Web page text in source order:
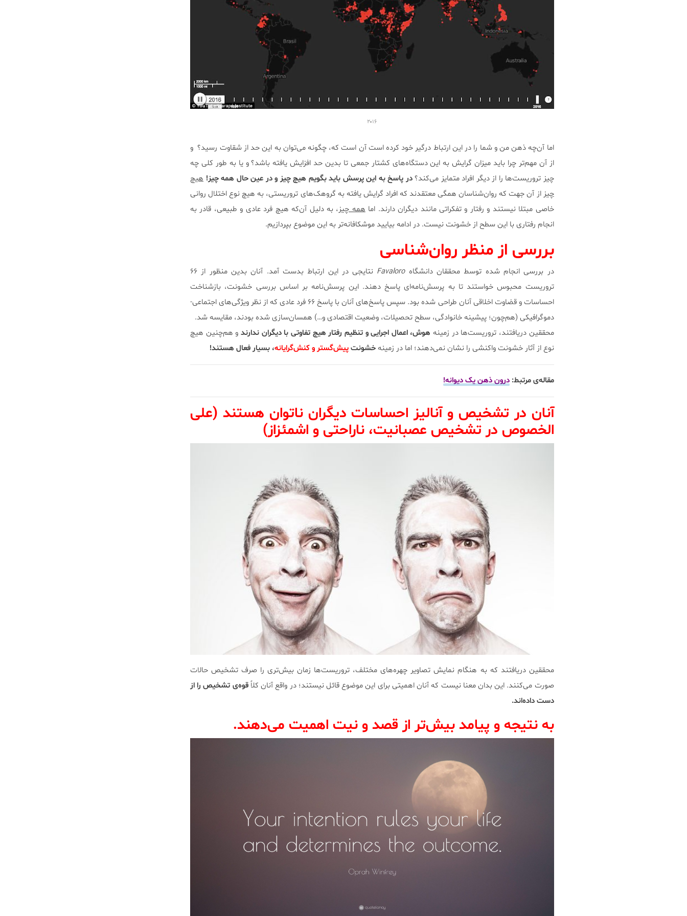
۲۰۱۶
اما آن‌چه ذهن من و شما را در این ارتباط درگیر خود کرده است آن است که، چگونه می‌توان به این حد از شقاوت رسید؟ و
از آن مهم‌تر چرا باید میزان گرایش به این دستگاه‌های کشتار جمعی تا بدین حد افزایش یافته باشد؟ و یا به طور کلی چه
چیز تروریست‌ها را از دیگر افراد متمایز می‌کند؟در پاسخ به این پرسش باید بگویم هیچ چیز و در عین حال همه چیز! هیچ
چیز از آن جهت که روان‌شناسان همگی معتقدند که افراد گرایش یافته به گروهک‌های تروریستی، به هیچ نوع اختلال روانی
خاصی مبتلا نیستند و رفتار و تفکراتی مانند دیگران دارند. اماهمه چیز، به دلیل آن‌که هیچ فرد عادی و طبیعی، قادر به
انجام رفتاری با این سطح از خشونت نیست. در ادامه بیایید موشکافانه‌تر به این موضوع بپردازیم.
بررسی از منظر روان‌شناسی
در بررسی انجام شده توسط محققان دانشگاهFavaloro
نتایجی در این ارتباط بدست آمد. آنان بدین منظور از ۶۶
تروریست محبوس خواستند تا به پرسش‌نامه‌ای پاسخ دهند. این پرسش‌نامه بر اساس بررسی خشونت، بازشناخت
احساسات و قضاوت اخلاقی آنان طراحی شده بود. سپس پاسخ‌های آنان با پاسخ ۶۶ فرد عادی که از نظر ویژگی‌های اجتماعی-
دموگرافیکی (هم‌چون؛ پیشینه خانوادگی، سطح تحصیلات، وضعیت اقتصادی و…) همسان‌سازی شده بودند، مقایسه شد.
محققین دریافتند، تروریست‌ها در زمینه هوش، اعمال اجرایی و تنظیم رفتار هیچ تفاوتی با دیگران ندارند و هم‌چنین هیچ
نوع از آثار خشونت واکنشی را نشان نمی‌دهند؛ اما در زمینهخشونتپیش‌گستر و کنش‌گرایانه، بسیار فعال هستند!
مقاله‌ی مرتبط:درون ذهن یک دیوانه!
آنان در تشخیص و آنالیز احساسات دیگران ناتوان هستند (علی
الخصوص در تشخیص عصبانیت، ناراحتی و اشمئزاز)
محققین دریافتند که به هنگام نمایش تصاویر چهره‌های مختلف، تروریست‌ها زمان بیش‌تری را صرف تشخیص حالات
صورت می‌کنند. این بدان معنا نیست که آنان اهمیتی برای این موضوع قائل نیستند؛ در واقع آنان کلاًقوه‌ی تشخیص را از
دست داده‌اند.
به نتیجه و پیامد بیش‌تر از قصد و نیت اهمیت می‌دهند.